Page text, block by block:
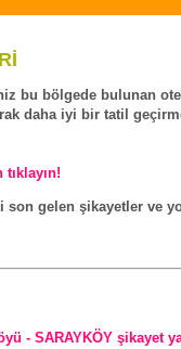
bu bölgede bulunan
daha iyi bir tatil
gelen şikayetler ve
- SARAYKÖY şikayet